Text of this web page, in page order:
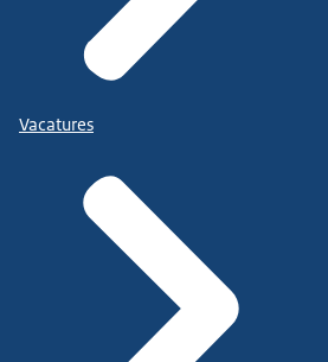
Vacatures